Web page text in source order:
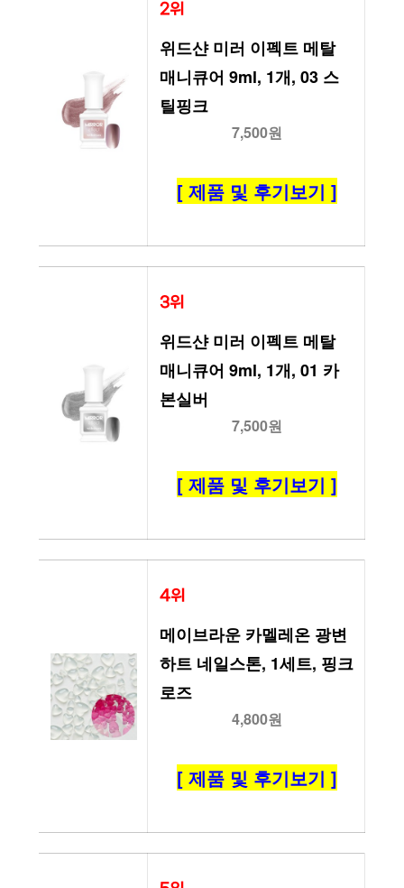
2위
위드샨 미러 이펙트 메탈
매니큐어 9ml, 1개, 03 스
틸핑크
7,500원
[ 제품 및 후기보기 ]
3위
위드샨 미러 이펙트 메탈
매니큐어 9ml, 1개, 01 카
본실버
7,500원
[ 제품 및 후기보기 ]
4위
메이브라운 카멜레온 광변
하트 네일스톤, 1세트, 핑크
로즈
4,800원
[ 제품 및 후기보기 ]